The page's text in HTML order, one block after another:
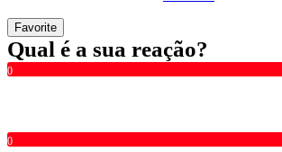
Favorite
Qual é a sua reação?
0
0